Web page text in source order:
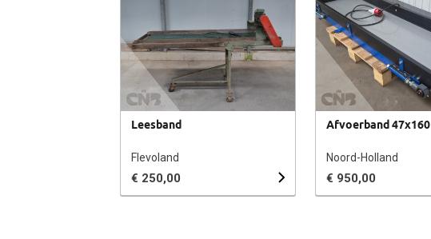
Leesband
Flevoland
€ 250,00
Afvoerband 47x160
Noord-Holland
€ 950,00